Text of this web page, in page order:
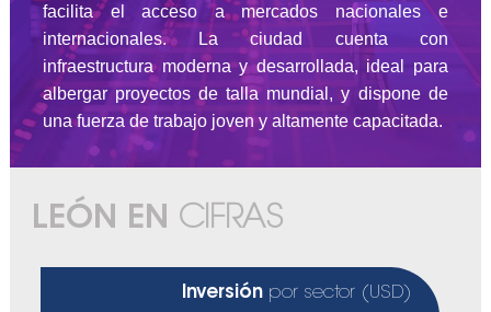
facilita el acceso a mercados nacionales e
internacionales. La ciudad cuenta con
infraestructura moderna y desarrollada, ideal para
albergar proyectos de talla mundial, y dispone de
una fuerza de trabajo joven y altamente capacitada.
LEÓN EN CIFRAS
Inversión por sector (USD)